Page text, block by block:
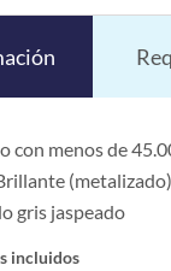
con menos de
gris jaspeado
incluidos